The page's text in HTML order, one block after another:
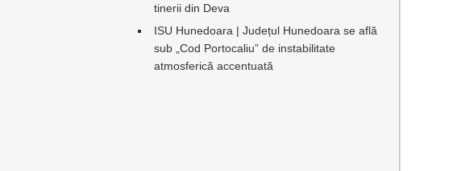
tinerii din Deva
ISU Hunedoara | Județul Hunedoara se află
sub „Cod Portocaliu” de instabilitate
atmosferică accentuată